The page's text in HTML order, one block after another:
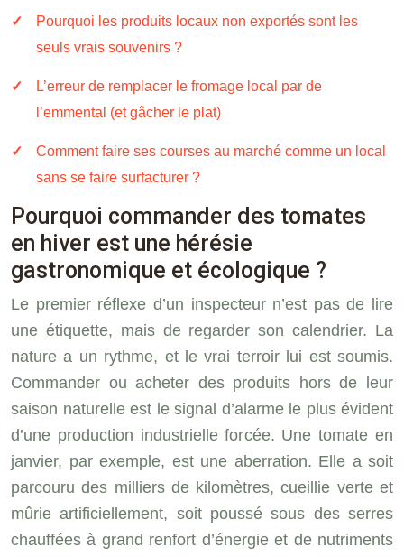
Pourquoi les produits locaux non exportés sont les
seuls vrais souvenirs ?
L’erreur de remplacer le fromage local par de
l’emmental (et gâcher le plat)
Comment faire ses courses au marché comme un local
sans se faire surfacturer ?
Pourquoi commander des tomates
en hiver est une hérésie
gastronomique et écologique ?
Le premier réflexe d’un inspecteur n’est pas de lire
une étiquette, mais de regarder son calendrier. La
nature a un rythme, et le vrai terroir lui est soumis.
Commander ou acheter des produits hors de leur
saison naturelle est le signal d’alarme le plus évident
d’une production industrielle forcée. Une tomate en
janvier, par exemple, est une aberration. Elle a soit
parcouru des milliers de kilomètres, cueillie verte et
mûrie artificiellement, soit poussé sous des serres
chauffées à grand renfort d’énergie et de nutriments